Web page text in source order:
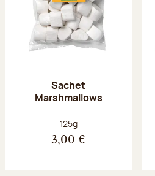
Sachet
Marshmallows
Poids net :
125g
3,00 €